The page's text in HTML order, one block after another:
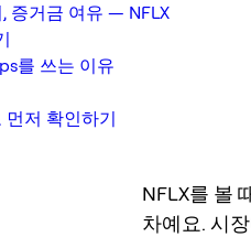
증거금 여유 — NFLX
를 쓰는 이유
저 확인하기
NFLX를 볼
차예요. 시